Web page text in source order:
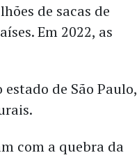
de sacas de
Em 2022, as
de São Paulo,
com a quebra da